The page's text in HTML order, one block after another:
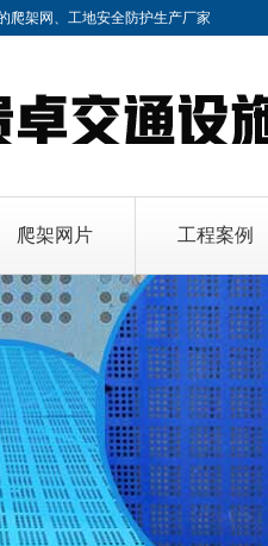
爬架网、工地安全防护生产厂家
爬架网片 工程案例